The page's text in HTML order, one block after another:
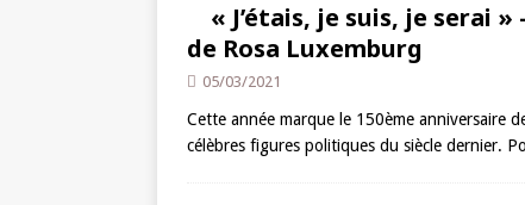
« J’étais, je suis, je serai
de Rosa Luxemburg
05/03/2021
Cette année marque le 150ème anniversaire
célèbres figures politiques du siècle dernier.